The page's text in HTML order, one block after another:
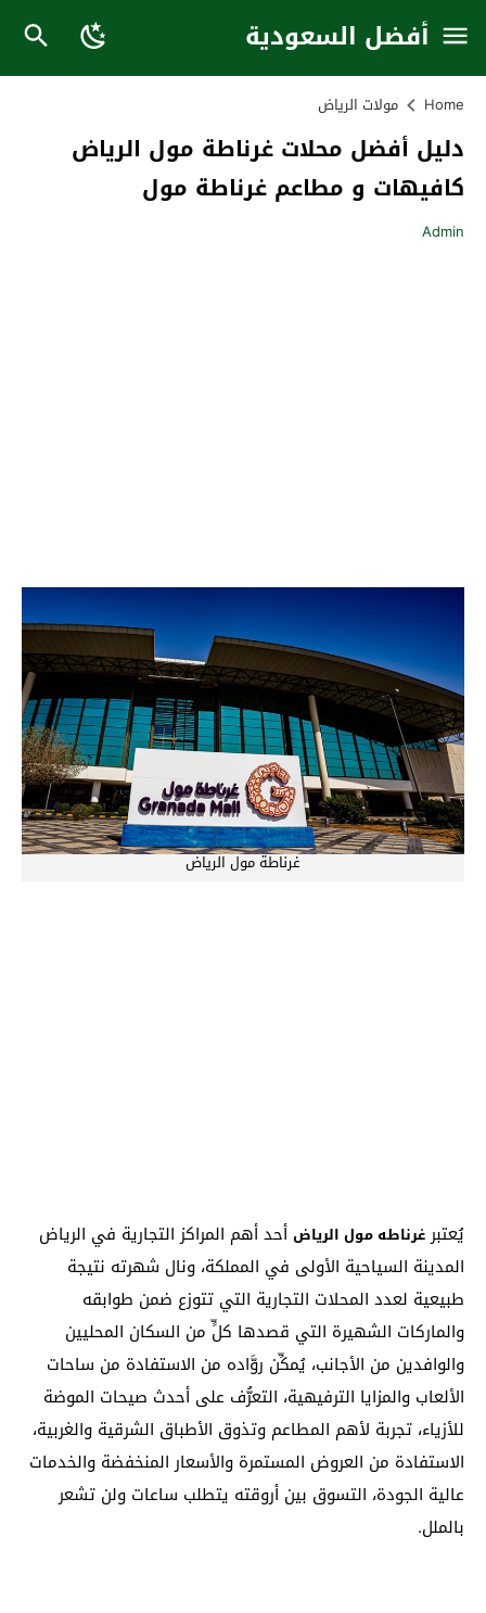
أفضل السعودية
Home مولات الرياض
دليل أفضل محلات غرناطة مول الرياض
كافيهات و مطاعم غرناطة مول
Admin
غرناطة مول الرياض
يُعتبرغرناطه مول الرياض أحد أهم المراكز التجارية في الرياض
المدينة السياحية الأولى في المملكة، ونال شهرته نتيجة
طبيعية لعدد المحلات التجارية التي تتوزع ضمن طوابقه
والماركات الشهيرة التي قصدها كلٍّ من السكان المحليين
والوافدين من الأجانب، يُمكِّن روَّاده من الاستفادة من ساحات
الألعاب والمزايا الترفيهية، التعرُّف على أحدث صيحات الموضة
للأزياء، تجربة لأهم المطاعم وتذوق الأطباق الشرقية والغربية،
الاستفادة من العروض المستمرة والأسعار المنخفضة والخدمات
عالية الجودة، التسوق بين أروقته يتطلب ساعات ولن تشعر
بالملل.